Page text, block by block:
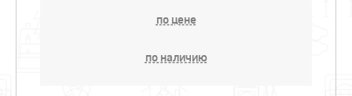
по цене
по наличию